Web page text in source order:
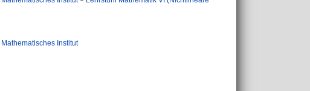
Mathematisches Institut